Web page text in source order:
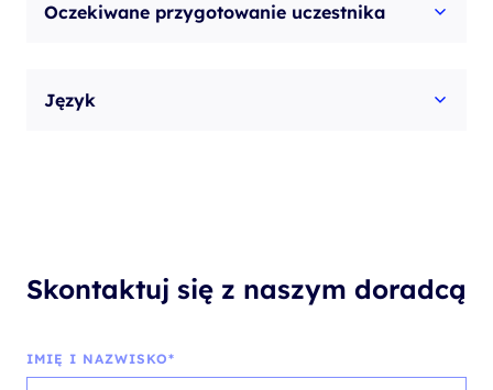
Oczekiwane przygotowanie uczestnika
Język
Skontaktuj się z naszym doradcą
IMIĘ I NAZWISKO*